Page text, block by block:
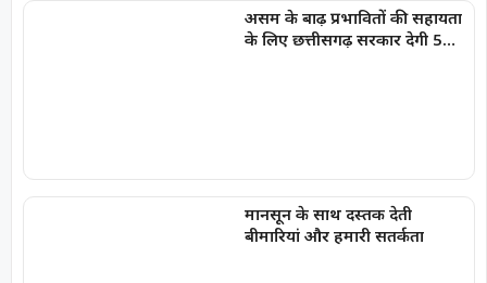
असम के बाढ़ प्रभावितों की सहायता
के लिए छत्तीसगढ़ सरकार देगी 5
मानसून के साथ दस्तक देती
बीमारियां और हमारी सतर्कता